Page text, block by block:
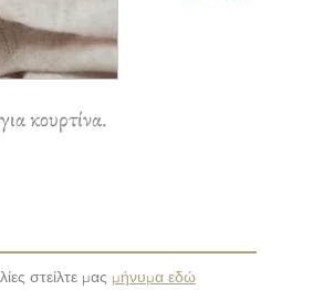
κουρτίνα.
στείλτε μας μήνυμα εδώ